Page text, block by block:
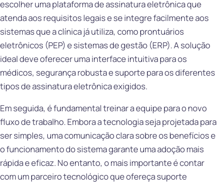
escolher uma plataforma de assinatura eletrônica que
atenda aos requisitos legais e se integre facilmente aos
sistemas que a clínica já utiliza, como prontuários
eletrônicos (PEP) e sistemas de gestão (ERP). A solução
ideal deve oferecer uma interface intuitiva para os
médicos, segurança robusta e suporte para os diferentes
tipos de assinatura eletrônica exigidos.
Em seguida, é fundamental treinar a equipe para o novo
fluxo de trabalho. Embora a tecnologia seja projetada para
ser simples, uma comunicação clara sobre os benefícios e
o funcionamento do sistema garante uma adoção mais
rápida e eficaz. No entanto, o mais importante é contar
com um parceiro tecnológico que ofereça suporte